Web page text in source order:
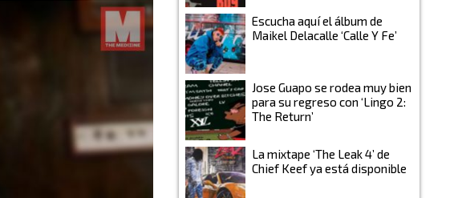
Escucha aquí el álbum de
Maikel Delacalle ‘Calle Y Fe’
Jose Guapo se rodea muy bien
para su regreso con ‘Lingo 2:
The Return’
La mixtape ‘The Leak 4’ de
Chief Keef ya está disponible